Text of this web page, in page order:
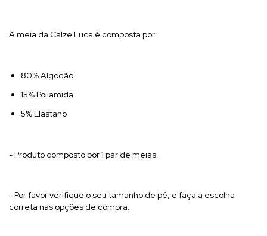
A meia da Calze Luca é composta por:
80% Algodão
15% Poliamida
5% Elastano
- Produto composto por 1 par de meias.
- Por favor verifique o seu tamanho de pé, e faça a escolha
correta nas opções de compra.